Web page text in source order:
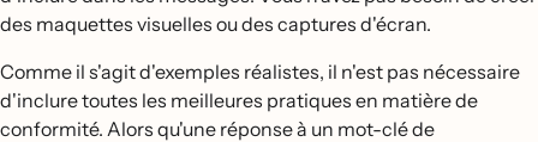
des maquettes visuelles ou des captures d'écran.
Comme il s'agit d'exemples réalistes, il n'est pas nécessaire
d'inclure toutes les meilleures pratiques en matière de
conformité. Alors qu'une réponse à un mot-clé de